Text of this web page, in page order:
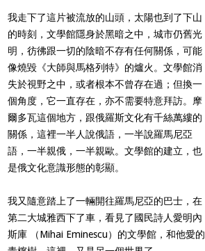
我走下了這片被流放的山頭，太陽也到了下山
的時刻，文學館隱身於黑暗之中，城市仍舊光
明，彷彿跟一切的陰暗不存有任何關係，可能
像燒毀《大師與馬格列特》的爐火。文學館消
失於視野之中，或者根本不曾存在過；但換一
個角度，它一直存在，亦不需要特意拜訪。 摩
爾多瓦這個地方，跟俄羅斯文化有千絲萬縷的
關係，這裡一半人說俄語，一半說羅馬尼亞
語，一半親俄，一半親歐。文學館的建立，也
是俄文化意識形態的彰顯。
我又隨意踏上了一輛開往羅馬尼亞的巴士，在
第二大城雅西下了車，看見了國民詩人愛明內
斯庫
（Mihai Eminescu）的文學館，和他愛的